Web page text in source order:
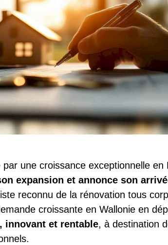
une croissance exceptionnelle en
expansion et annonce son
reconnu de la rénovation tous
croissante en Wallonie en
innovant et rentable, à destination